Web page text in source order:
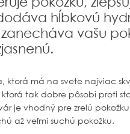
hĺbkovú
vašu
ktorá má na svete najviac
tak dobre pôsobí proti
je vhodný pre zrelú
až veľmi suchú pokožku.